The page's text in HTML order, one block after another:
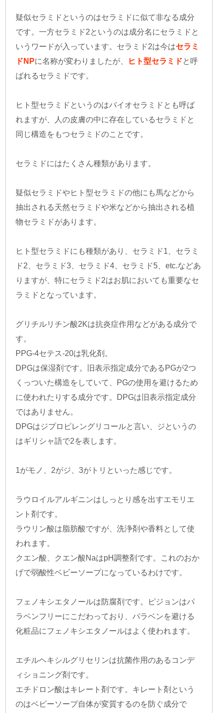
疑似セラミドというのはセラミドに似て非なる成分
です。一方セラミド2というのは成分名にセラミドと
いうワードが入っています。セラミド2は今はセラミ
ドNPに名称が変わりましたが、 ヒト型セラミドと呼
ばれるセラミドです。
ヒト型セラミドというのはバイオセラミドとも呼ば
れますが、人の皮膚の中に存在しているセラミドと
同じ構造をもつセラミドのことです。
セラミドにはたくさん種類があります。
疑似セラミドやヒト型セラミドの他にも馬などから
抽出される天然セラミドや米などから抽出される植
物セラミドがあります。
ヒト型セラミドにも種類があり、セラミド1、セラミ
ド2、セラミド3、セラミド4、セラミド5、etc.などあ
りますが、特にセラミド2はお肌においても重要なセ
ラミドとなっています。
グリチルリチン酸2Kは抗炎症作用などがある成分で
す。
PPG-4セテス-20は乳化剤。
DPGは保湿剤です。旧表示指定成分であるPGが2つ
くっついた構造をしていて、PGの使用を避けるため
に使われたりする成分です。DPGは旧表示指定成分
ではありません。
DPGはジプロピレングリコールと言い、ジというの
はギリシャ語で2を表します。
1がモノ、2がジ、3がトリといった感じです。
ラウロイルアルギニンはしっとり感を出すエモリエ
ント剤です。
ラウリン酸は脂肪酸ですが、洗浄剤や香料として使
われます。
クエン酸、クエン酸NaはpH調整剤です。これのおか
げで弱酸性ベビーソープになっているわけです。
フェノキシエタノールは防腐剤です。ピジョンはパ
ラベンフリーにこだわっており、パラベンを避ける
化粧品にフェノキシエタノールはよく使われます。
エチルヘキシルグリセリンは抗菌作用のあるコンデ
ィショニング剤です。
エチドロン酸はキレート剤です。キレート剤という
のはベビーソープ自体が変質するのを防ぐ成分で